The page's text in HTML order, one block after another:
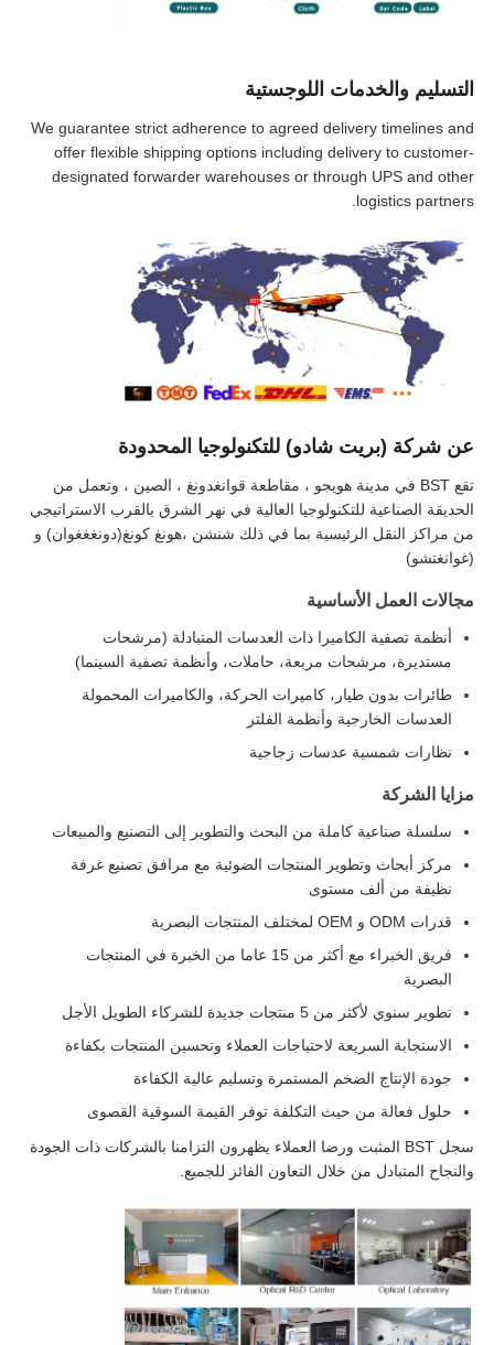
التسليم والخدمات اللوجستية
We guarantee strict adherence to agreed delivery timelines and
offer flexible shipping options including delivery to customer-
designated forwarder warehouses or through UPS and other
logistics partners.
عن شركة (بريت شادو) للتكنولوجيا المحدودة
تقع BST في مدينة هويجو ، مقاطعة قوانغدونغ ، الصين ، وتعمل من
الحديقة الصناعية للتكنولوجيا العالية في نهر الشرق بالقرب الاستراتيجي
من مراكز النقل الرئيسية بما في ذلك شنشن ،هونغ كونغ(دونغغغوان) و
(غوانغتشو)
مجالات العمل الأساسية
أنظمة تصفية الكاميرا ذات العدسات المتبادلة (مرشحات
مستديرة، مرشحات مربعة، حاملات، وأنظمة تصفية السينما)
طائرات بدون طيار، كاميرات الحركة، والكاميرات المحمولة
العدسات الخارجية وأنظمة الفلتر
نظارات شمسية عدسات زجاجية
مزايا الشركة
سلسلة صناعية كاملة من البحث والتطوير إلى التصنيع والمبيعات
مركز أبحاث وتطوير المنتجات الضوئية مع مرافق تصنيع غرفة
نظيفة من ألف مستوى
قدرات ODM و OEM لمختلف المنتجات البصرية
فريق الخبراء مع أكثر من 15 عاما من الخبرة في المنتجات
البصرية
تطوير سنوي لأكثر من 5 منتجات جديدة للشركاء الطويل الأجل
الاستجابة السريعة لاحتياجات العملاء وتحسين المنتجات بكفاءة
جودة الإنتاج الضخم المستمرة وتسليم عالية الكفاءة
حلول فعالة من حيث التكلفة توفر القيمة السوقية القصوى
سجل BST المثبت ورضا العملاء يظهرون التزامنا بالشركات ذات الجودة
والنجاح المتبادل من خلال التعاون الفائز للجميع.